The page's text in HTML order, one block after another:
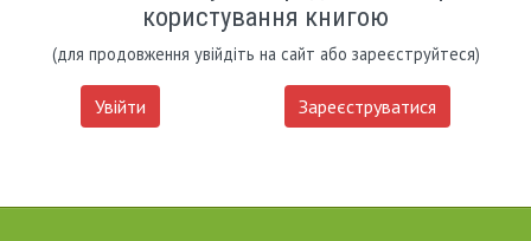
користування книгою
(для продовження увійдіть на сайт або зареєструйтеся)
Увійти Зареєструватися